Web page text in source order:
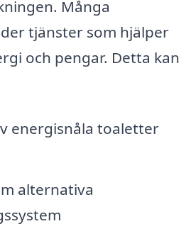
Många
tjänster som hjälper
och pengar. Detta kan
energisnåla toaletter
alternativa